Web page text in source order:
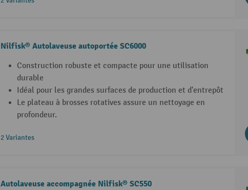
Nilfisk® Autolaveuse autoportée SC6000
Construction robuste et compacte pour une utilisation
durable
Idéal pour les grandes surfaces de production et d'entrepôt
Le plateau à brosses rotatives assure un nettoyage en
profondeur.
2 Variantes
Autolaveuse accompagnée Nilfisk® SC550